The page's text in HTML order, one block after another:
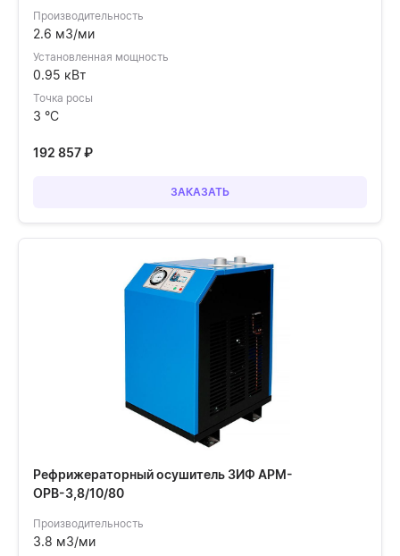
Производительность
2.6 м3/ми
Установленная мощность
0.95 кВт
Точка росы
3 °C
192 857₽
ЗАКАЗАТЬ
Рефрижераторный осушитель ЗИФ АРМ-
ОРВ-3,8/10/80
Производительность
3.8 м3/ми